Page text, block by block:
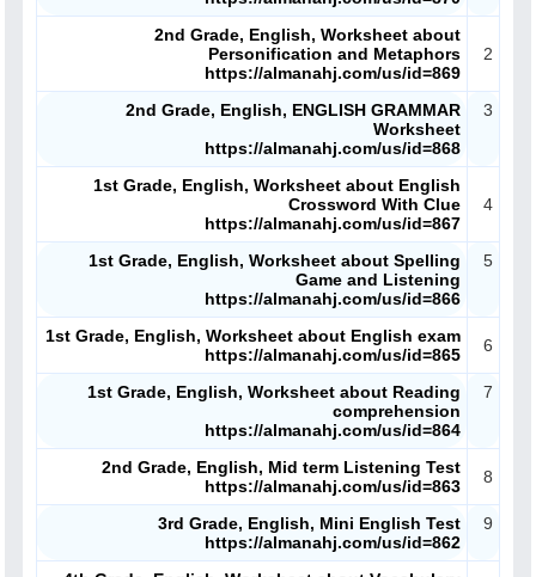
ملفات اليوم
ابحث عن مدرس
أحدث الأخبار
جميع الصفوف
منصات
مدرسو المناهج
ملفات للمدرس
ملفات تعليمية
الكتب المدرسية
2
2nd Grade, English, Worksheet about
Personification and Metaphors
https://almanahj.com/us/id=869
3
2nd Grade, English, ENGLISH GRAMMAR
Worksheet
https://almanahj.com/us/id=868
4
1st Grade, English, Worksheet about English
Crossword With Clue
https://almanahj.com/us/id=867
5
1st Grade, English, Worksheet about Spelling
Game and Listening
https://almanahj.com/us/id=866
6
1st Grade, English, Worksheet about English exam
https://almanahj.com/us/id=865
7
1st Grade, English, Worksheet about Reading
comprehension
https://almanahj.com/us/id=864
8
2nd Grade, English, Mid term Listening Test
https://almanahj.com/us/id=863
9
3rd Grade, English, Mini English Test
https://almanahj.com/us/id=862